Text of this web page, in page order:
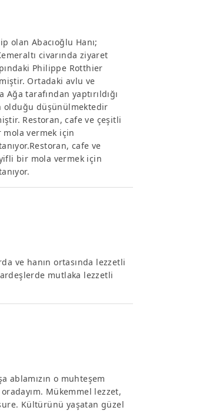
olan Abacıoğlu Hanı;
civarında ziyaret
Philippe Rotthier
Ortadaki avlu ve
tarafından yaptırıldığı
olduğu düşünülmektedir
Restoran, cafe ve çeşitli
mola vermek için
cafe ve
bir mola vermek için
ve hanın ortasında lezzetli
mutlaka lezzetli
ablamızın o muhteşem
Mükemmel lezzet,
Kültürünü yaşatan güzel